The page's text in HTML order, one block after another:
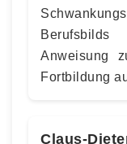
Anweisung
Fortbildung
Claus-